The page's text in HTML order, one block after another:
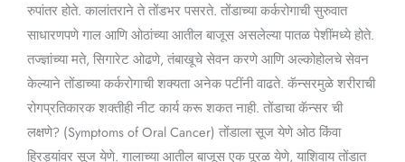
रुपांतर होते. कालांतराने ते तोंडभर पसरते. तोंडाच्या कर्करोगाची सुरुवात
साधारणपणे गाल आणि ओठांच्या आतील बाजूस असलेल्या पातळ पेशींमध्ये होते.
तज्ज्ञांच्या मते, सिगारेट ओढणे, तंबाखूचे सेवन करणे आणि अल्कोहोलचे सेवन
केल्याने तोंडाच्या कर्करोगाची शक्यता अनेक पटींनी वाढते. कॅन्सरमुळे शरीराची
रोगप्रतिकारक शक्तीही नीट कार्य करू शकत नाही. तोंडाचा कॅन्सर ची
लक्षणे? (Symptoms of Oral Cancer) तोंडाला सूज येणे ओठ किंवा
हिरड्यांवर सूज येणे. गालाच्या आतील बाजूस एक पूरळ येणे, याशिवाय तोंडात